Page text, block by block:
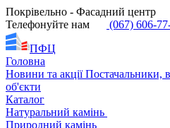
Покрівельно - Фасадний центр
Телефонуйте нам
(067) 606-
ПФЦ
Головна
Новини та акціїПостачальники,
об'єкти
Каталог
Натуральний камінь
Природний камінь